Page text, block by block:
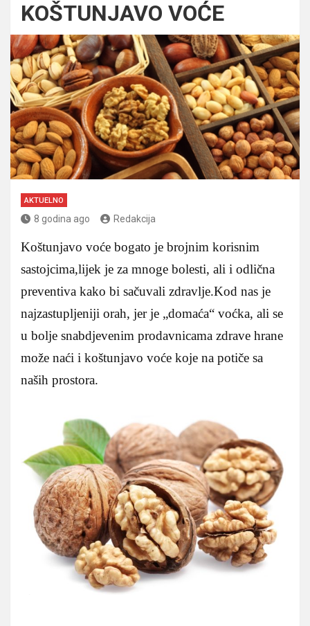
KOŠTUNJAVO VOĆE
AKTUELNO
8 godina ago Redakcija
Koštunjavo voće bogato je brojnim korisnim
sastojcima,lijek je za mnoge bolesti, ali i odlična
preventiva kako bi sačuvali zdravlje.Kod nas je
najzastupljeniji orah, jer je „domaća“ voćka, ali se
u bolje snabdjevenim prodavnicama zdrave hrane
može naći i koštunjavo voće koje na potiče sa
naših prostora.